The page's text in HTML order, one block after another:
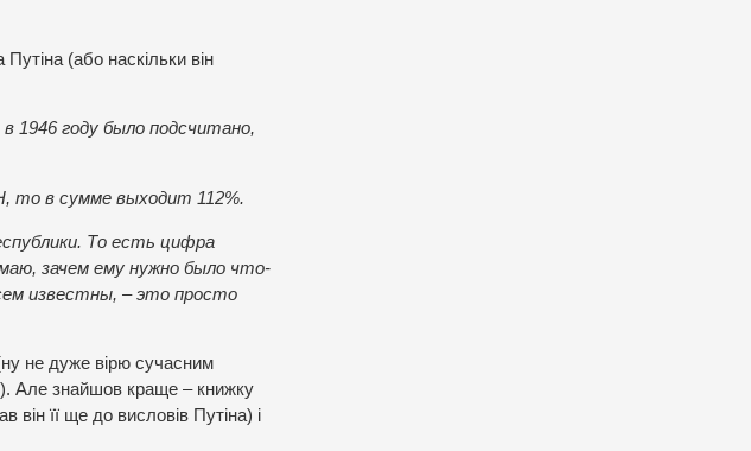
(або наскільки він
году было подсчитано,
то в сумме выходит 112%.
То есть цифра
зачем ему нужно было что-
известны, – это просто
не дуже вірю сучасним
Але знайшов краще – книжку
він її ще до висловів Путіна) і